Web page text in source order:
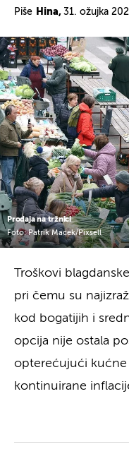
Piše Hina, 31. ožujka
Prodaja na tržnici
Foto: Patrik Macek/Pixsell
Troškovi
pri čemu su
kod bogatijih i
opcija nije ostala
opterećujući
kontinuirane